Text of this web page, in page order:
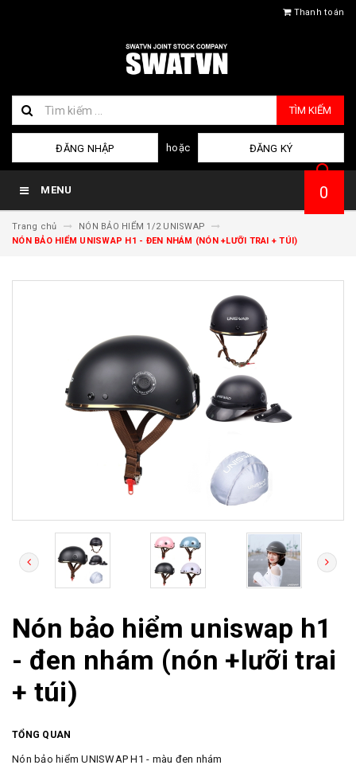
Thanh toán
TÌM KIẾM
ĐĂNG NHẬP hoặc ĐĂNG KÝ
MENU 0
Trang chủ
NÓN BẢO HIỂM 1/2 UNISWAP
NÓN BẢO HIỂM UNISWAP H1 - ĐEN NHÁM (NÓN +LƯỠI TRAI + TÚI)
Nón bảo hiểm uniswap h1
- đen nhám (nón +lưỡi trai
+ túi)
TỔNG QUAN
Nón bảo hiểm UNISWAP H1 - màu đen nhám